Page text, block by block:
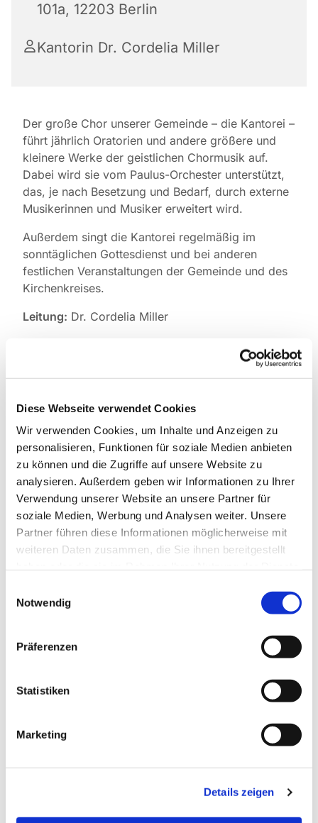
Diese Webseite verwendet Cookies
Wir verwenden Cookies, um Inhalte und Anzeigen zu
personalisieren, Funktionen für soziale Medien anbieten
zu können und die Zugriffe auf unsere Website zu
analysieren. Außerdem geben wir Informationen zu Ihrer
Verwendung unserer Website an unsere Partner für
soziale Medien, Werbung und Analysen weiter. Unsere
Partner führen diese Informationen möglicherweise mit
weiteren Daten zusammen, die Sie ihnen bereitgestellt
Notwendig
Präferenzen
Statistiken
Marketing
Details zeigen
101a, 12203 Berlin
Kantorin Dr. Cordelia Miller
Der große Chor unserer Gemeinde – die Kantorei –
führt jährlich Oratorien und andere größere und
kleinere Werke der geistlichen Chormusik auf.
Dabei wird sie vom Paulus-Orchester unterstützt,
das, je nach Besetzung und Bedarf, durch externe
Musikerinnen und Musiker erweitert wird.
Außerdem singt die Kantorei regelmäßig im
sonntäglichen Gottesdienst und bei anderen
festlichen Veranstaltungen der Gemeinde und des
Kirchenkreises.
Leitung: Dr. Cordelia Miller
donnerstags von 19.30 bis 21.30 Uhr,
ab Juni 2025 in der Pauluskirche.Wer Lust und
mit der Leiterin der Kantorei Cordelia Miller
Kontakt aufzunehmen.
Probenwochenenden: Einmal jährlich finden auf
Chorreisen oder in den Räumlichkeiten der
Paulusgemeinde intensive Probenphasen zur
Vorbereitung auf größere Aufführungen statt. In
den vergangenen Jahren waren wir u.a. in
Lobethal, Rheinsberg, Marienthal, Bad Saarow und